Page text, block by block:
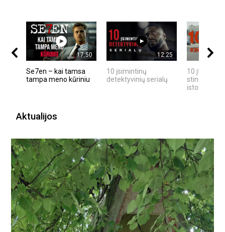
17:50
Se7en – kai tamsa
tampa meno kūriniu
12:25
10 įsimintinų
detektyvinių serialų
10 įtemptų,
stingdančių
istorijų
Aktualijos